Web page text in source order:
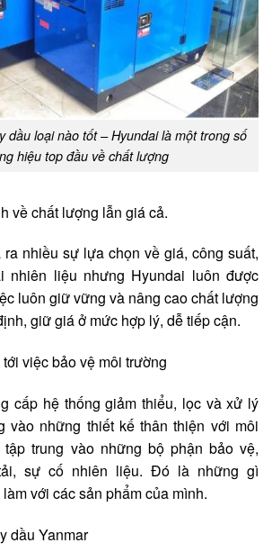
dầu loại nào tốt – Hyundai là một trong số
hiệu top đầu về chất lượng
về chất lượng lẫn giá cả.
nhiều sự lựa chọn về giá, công suất,
nhiên liệu nhưng Hyundai luôn được
luôn giữ vững và nâng cao chất lượng
giữ giá ở mức hợp lý, dễ tiếp cận.
việc bảo vệ môi trường
cấp hệ thống giảm thiểu, lọc và xử lý
vào những thiết kế thân thiện với môi
trung vào những bộ phận bảo vệ,
sự cố nhiên liệu. Đó là những gì
với các sản phẩm của mình.
dầu Yanmar